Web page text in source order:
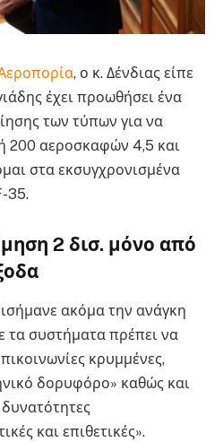
, ο κ. Δένδιας είπε
έχει προωθήσει ένα
των τύπων για να
200 αεροσκαφών 4,5 και
στα εκσυγχρονισμένα
35.
2 δισ. μόνο από
ακόμα την ανάγκη
τα συστήματα πρέπει να
κρυμμένες,
δορυφόρο» καθώς και
και επιθετικές».